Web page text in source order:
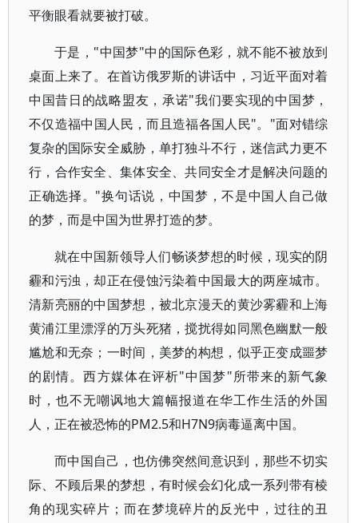
平衡眼看就要被打破。
于是，"中国梦"中的国际色彩，就不能不被放到
桌面上来了。在首访俄罗斯的讲话中，习近平面对着
中国昔日的战略盟友，承诺"我们要实现的中国梦，
不仅造福中国人民，而且造福各国人民"。"面对错综
复杂的国际安全威胁，单打独斗不行，迷信武力更不
行，合作安全、集体安全、共同安全才是解决问题的
正确选择。"换句话说，中国梦，不是中国人自己做
的梦，而是中国为世界打造的梦。
就在中国新领导人们畅谈梦想的时候，现实的阴
霾和污浊，却正在侵蚀污染着中国最大的两座城市。
清新亮丽的中国梦想，被北京漫天的黄沙雾霾和上海
黄浦江里漂浮的万头死猪，搅扰得如同黑色幽默一般
尴尬和无奈；一时间，美梦的构想，似乎正变成噩梦
的剧情。西方媒体在评析"中国梦"所带来的新气象
时，也不无嘲讽地大篇幅报道在华工作生活的外国
人，正在被恐怖的PM2.5和H7N9病毒逼离中国。
而中国自己，也仿佛突然间意识到，那些不切实
际、不顾后果的梦想，有时候会幻化成一系列带有棱
角的现实碎片；而在梦境碎片的反光中，过往的丑